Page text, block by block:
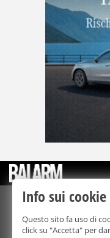
La riproduzione totale
forma, su
Info sui cookie
Questo sito fa uso di
click su "Accetta" per